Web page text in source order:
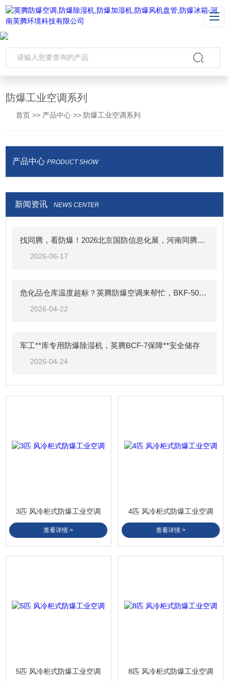
防爆工业空调系列
首页 >> 产品中心 >> 防爆工业空调系列
产品中心 PRODUCT SHOW
新闻资讯 NEWS CENTER
找同腾，看防爆！2026北京国防信息化展，河南同腾与您面对面
2026-06-17
危化品仓库温度超标？英腾防爆空调来帮忙，BKF-50-Ex 强劲制冷，安全可靠
2026-04-22
军工**库专用防爆除湿机，英腾BCF-7保障**安全储存
2026-04-24
3匹 风冷柜式防爆工业空调
查看详情 >
4匹 风冷柜式防爆工业空调
查看详情 >
5匹 风冷柜式防爆工业空调 8匹 风冷柜式防爆工业空调